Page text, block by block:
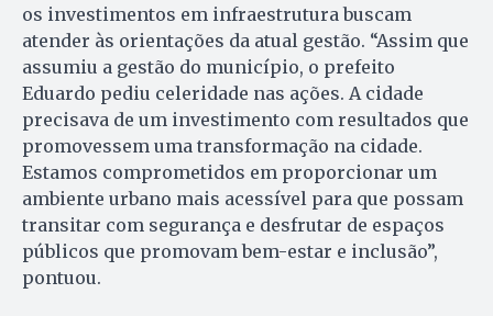
os investimentos em infraestrutura buscam
atender às orientações da atual gestão. “Assim que
assumiu a gestão do município, o prefeito
Eduardo pediu celeridade nas ações. A cidade
precisava de um investimento com resultados que
promovessem uma transformação na cidade.
Estamos comprometidos em proporcionar um
ambiente urbano mais acessível para que possam
transitar com segurança e desfrutar de espaços
públicos que promovam bem-estar e inclusão”,
pontuou.